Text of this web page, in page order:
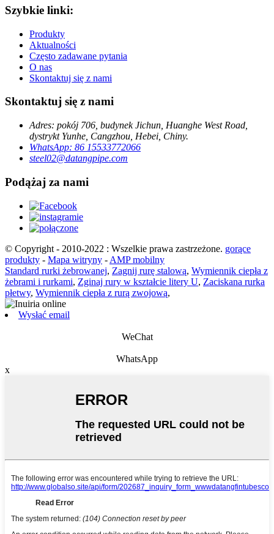
Szybkie linki:
Produkty
Aktualności
Często zadawane pytania
O nas
Skontaktuj się z nami
Skontaktuj się z nami
Adres: pokój 706, budynek Jichun, Huanghe West Road,
dystrykt Yunhe, Cangzhou, Hebei, Chiny.
WhatsApp: 86 15533772066
steel02@datangpipe.com
Podążaj za nami
© Copyright - 2010-2022 : Wszelkie prawa zastrzeżone. gorące
produkty - Mapa witryny - AMP mobilny
Standard rurki żebrowanej, Zagnij rurę stalową, Wymiennik ciepła z
żebrami i rurkami, Zginaj rury w kształcie litery U, Zaciskana rurka
płetwy, Wymiennik ciepła z rurą zwojową,
Wysłać email
WeChat
WhatsApp
x